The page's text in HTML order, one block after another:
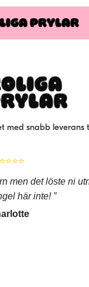
PRYLAR
med snabb leverans
men det löste ni
här inte!